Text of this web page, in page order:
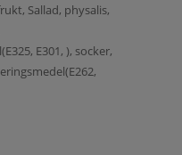
Sallad, physalis,
E301, ), socker,